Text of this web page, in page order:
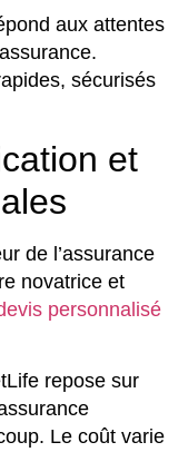
aux attentes
sécurisés
et
de l’assurance
novatrice et
personnalisé
repose sur
Le coût varie